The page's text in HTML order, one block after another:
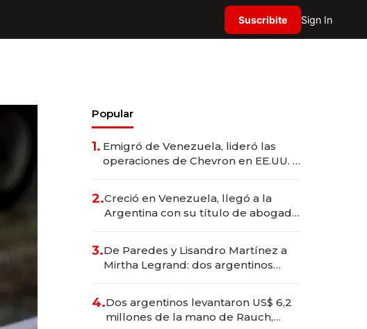
Suscribite Sign In
Popular
1. Emigró de Venezuela, lideró las
operaciones de Chevron en EE.UU. y
2.Creció en Venezuela, llegó a la
Argentina con su título de abogado
marcas "fast premium"
3.De Paredes y Lisandro Martínez a
Mirtha Legrand: dos argentinos
deportivo y el cuidado corporal
4.Dos argentinos levantaron US$ 6,2
millones de la mano de Rauch,